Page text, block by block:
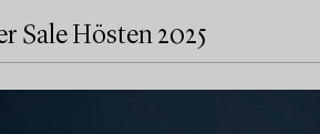
Sale Hösten 2025